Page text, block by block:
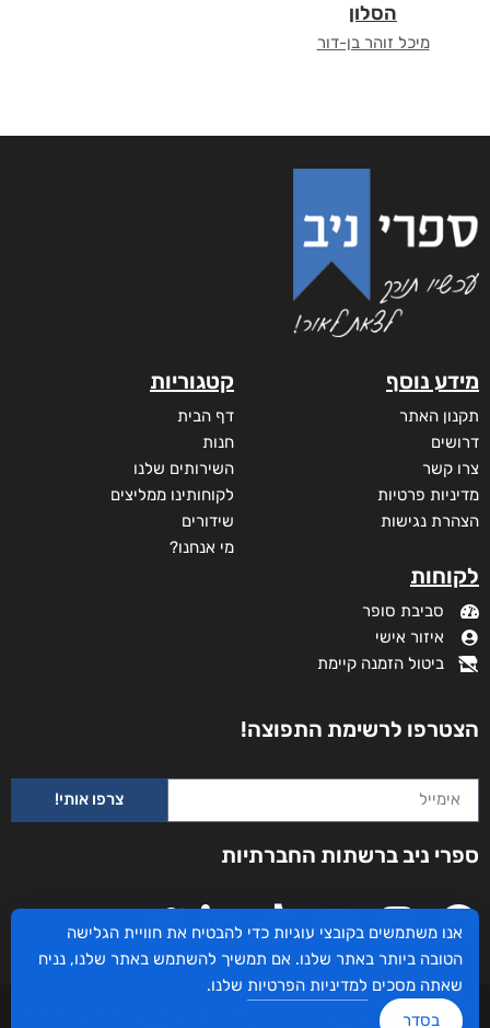
הסלון
מיכל זוהר בן-דור
מידע נוסף
תקנון האתר
דרושים
צרו קשר
מדיניות פרטיות
הצהרת נגישות
לקוחות
סביבת סופר
איזור אישי
ביטול הזמנה קיימת
קטגוריות
דף הבית
חנות
השירותים שלנו
לקוחותינו ממליצים
שידורים
מי אנחנו?
הצטרפו לרשימת התפוצה!
צרפו אותי!
ספרי ניב ברשתות החברתיות
עיצוב ובניית האתר: ספרי ניב © כל הזכויות שמורות. בוקסאי טכנולוגיות בע"מ שד אבא
אנו משתמשים בקובצי עוגיות כדי להבטיח את חוויית הגלישה
הטובה ביותר באתר שלנו. אם תמשיך להשתמש באתר שלנו, נניח
שאתה מסכים למדיניות הפרטיות שלנו.
בסדר